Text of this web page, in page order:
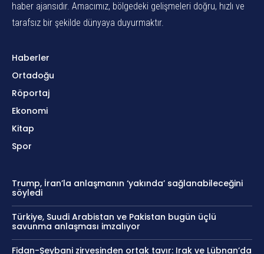
haber ajansıdır. Amacımız, bölgedeki gelişmeleri doğru, hızlı ve
tarafsız bir şekilde dünyaya duyurmaktır.
Haberler
Ortadoğu
Röportaj
Ekonomi
Kitap
Spor
Trump, İran’la anlaşmanın ‘yakında’ sağlanabileceğini
söyledi
Türkiye, Suudi Arabistan ve Pakistan bugün üçlü
savunma anlaşması imzalıyor
Fidan-Şeybani zirvesinden ortak tavır: Irak ve Lübnan’da